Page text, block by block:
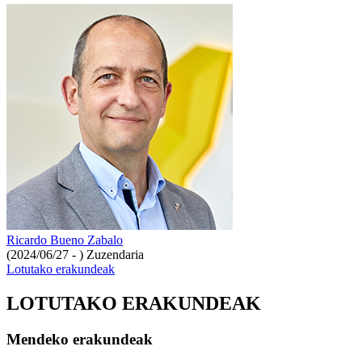
Ricardo Bueno Zabalo
(2024/06/27 - ) Zuzendaria
Lotutako erakundeak
LOTUTAKO ERAKUNDEAK
Mendeko erakundeak